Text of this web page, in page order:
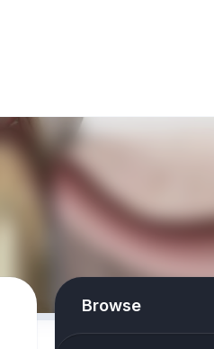
Browse